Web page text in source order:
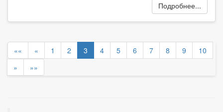
Подробнее...
«« « 1 2 3 4 5 6 7 8 9
10
»
»»